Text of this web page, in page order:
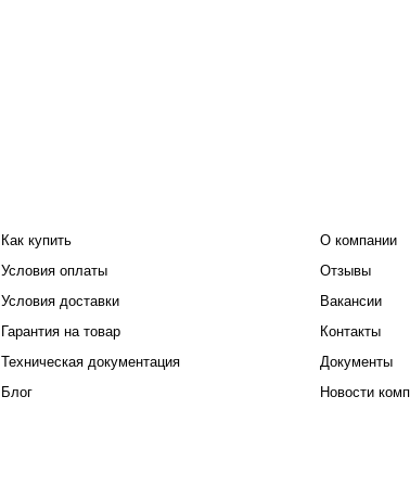
Как купить
Условия оплаты
Условия доставки
Гарантия на товар
Техническая документация
Блог
О компании
Отзывы
Вакансии
Контакты
Документы
Новости